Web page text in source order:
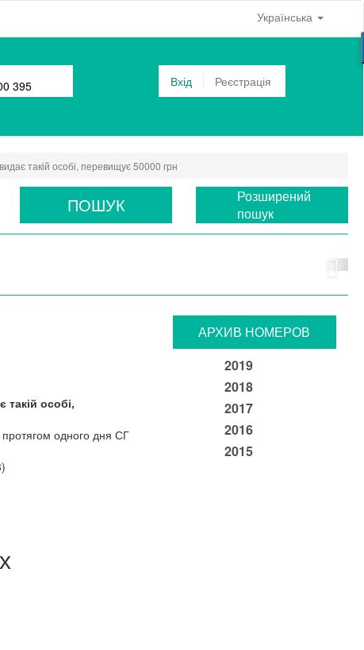
Українська
395 Вхід Реєстрація
такій особі, перевищує 50000 грн
ПОШУК
Розширений
пошук
особі,
протягом одного дня СГ
АРХИВ НОМЕРОВ
2019
2018
2017
2016
2015